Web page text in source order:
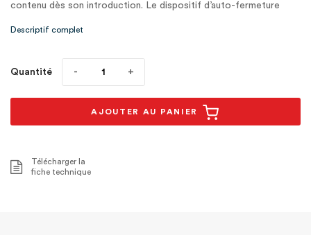
contenu dès son introduction. Le dispositif d’auto-fermeture
Descriptif complet
Quantité
AJOUTER AU PANIER
Télécharger la
fiche technique